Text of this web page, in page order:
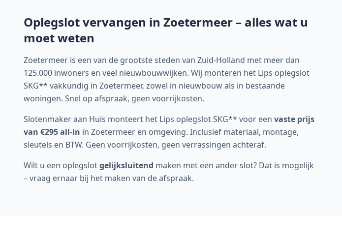
Oplegslot vervangen in Zoetermeer – alles wat u
moet weten
Zoetermeer is een van de grootste steden van Zuid-Holland met meer dan
125.000 inwoners en veel nieuwbouwwijken. Wij monteren het Lips oplegslot
SKG** vakkundig in Zoetermeer, zowel in nieuwbouw als in bestaande
woningen. Snel op afspraak, geen voorrijkosten.
Slotenmaker aan Huis monteert het Lips oplegslot SKG** voor een vaste prijs
van €295 all-in in Zoetermeer en omgeving. Inclusief materiaal, montage,
sleutels en BTW. Geen voorrijkosten, geen verrassingen achteraf.
Wilt u een oplegslotgelijksluitend maken met een ander slot? Dat is mogelijk
– vraag ernaar bij het maken van de afspraak.